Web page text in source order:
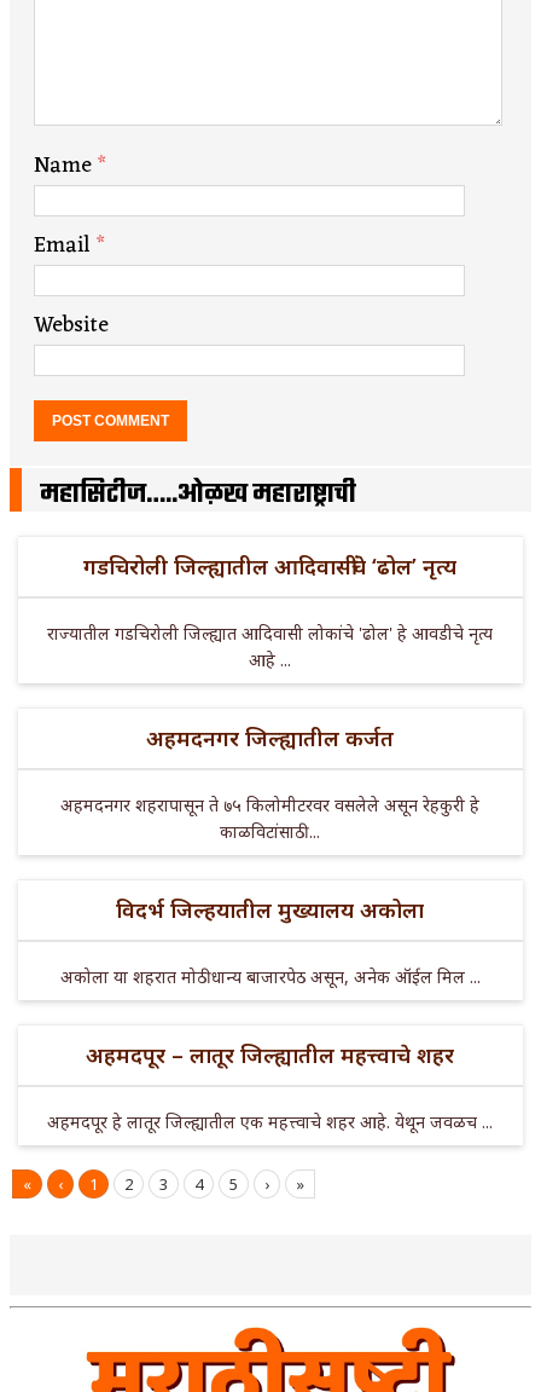
Name*
Email*
Website
महासिटीज…..ओळख महाराष्ट्राची
गडचिरोली जिल्ह्यातील आदिवासींचे ‘ढोल’ नृत्य
राज्यातील गडचिरोली जिल्ह्यात आदिवासी लोकांचे 'ढोल' हे आवडीचे नृत्य
आहे ...
अहमदनगर जिल्ह्यातील कर्जत
अहमदनगर शहरापासून ते ७५ किलोमीटरवर वसलेले असून रेहकुरी हे
काळविटांसाठी ...
विदर्भ जिल्हयातील मुख्यालय अकोला
अकोला या शहरात मोठी धान्य बाजारपेठ असून, अनेक ऑईल मिल ...
अहमदपूर – लातूर जिल्ह्यातील महत्त्वाचे शहर
अहमदपूर हे लातूर जिल्ह्यातील एक महत्त्वाचे शहर आहे. येथून जवळच ...
« ‹ 1 2 3 4 5 › »